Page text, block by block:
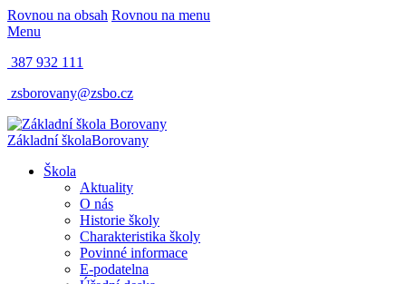
Rovnou na obsah Rovnou na menu
Menu
387 932 111
zsborovany@zsbo.cz
Základní školaBorovany
Škola
Aktuality
O nás
Historie školy
Charakteristika školy
Povinné informace
E-podatelna